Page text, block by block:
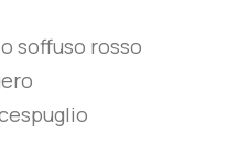
soffuso rosso